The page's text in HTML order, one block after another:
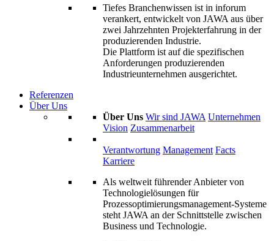
Tiefes Branchenwissen ist in inforum
verankert, entwickelt von JAWA aus über
zwei Jahrzehnten Projekterfahrung in der
produzierenden Industrie.
Die Plattform ist auf die spezifischen
Anforderungen produzierenden
Industrieunternehmen ausgerichtet.
Referenzen
Über Uns
Über Uns Wir sind JAWA Unternehmen
Vision Zusammenarbeit
Verantwortung Management Facts
Karriere
Als weltweit führender Anbieter von
Technologielösungen für
Prozessoptimierungs­management-Systeme
steht JAWA an der Schnittstelle zwischen
Business und Technologie.